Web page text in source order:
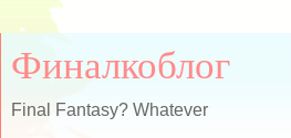
Финалкоблог
Final Fantasy? Whatever